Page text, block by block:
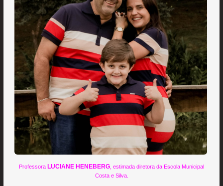
Professora LUCIANE HENEBERG , estimada diretora da Escola Municipal
Costa e Silva.